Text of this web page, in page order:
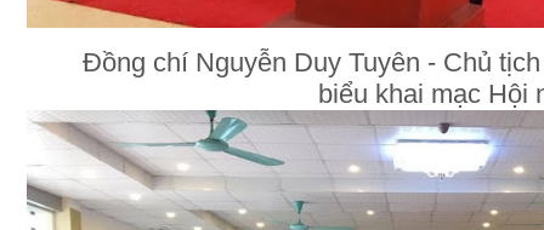
Đồng chí Nguyễn Duy Tuyên - Chủ
biểu khai mạc Hội